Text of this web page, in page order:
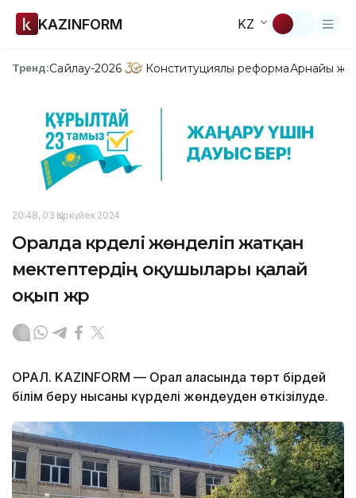
KAZINFORM KZ
Тренд:Сайлау-2026 Конституциялық реформаАрнайы
20:48, 03 Қыркүйек 2024
Оралда күрделі жөнделіп жатқан
мектептердің оқушылары қалай
оқып жүр
ОРАЛ. KAZINFORM — Орал қаласында төрт бірдей
білім беру нысаны күрделі жөндеуден өткізілуде.